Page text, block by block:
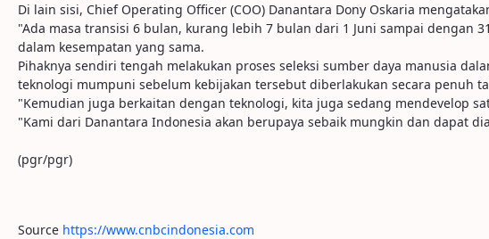
Di lain sisi, Chief Operating Officer (COO) Danantara Dony Oskaria
"Ada masa transisi 6 bulan, kurang lebih 7 bulan dari 1 Juni sampai dengan
dalam kesempatan yang sama.
Pihaknya sendiri tengah melakukan proses seleksi sumber daya manusia
teknologi mumpuni sebelum kebijakan tersebut diberlakukan secara penuh
"Kemudian juga berkaitan dengan teknologi, kita juga sedang mendevelop
"Kami dari Danantara Indonesia akan berupaya sebaik mungkin dan dapat
(pgr/pgr)
Source https://www.cnbcindonesia.com